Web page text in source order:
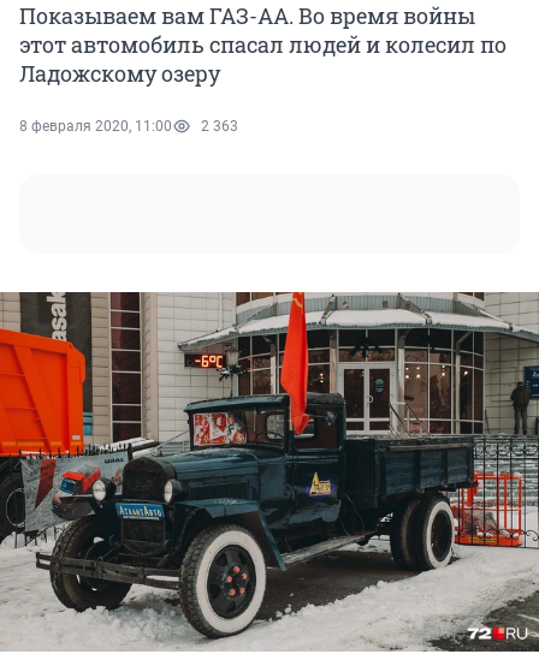
Показываем вам ГАЗ-АА. Во время войны
этот автомобиль спасал людей и колесил по
Ладожскому озеру
8 февраля 2020, 11:00 2 363